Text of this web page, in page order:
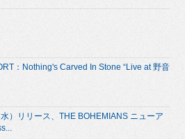
：Nothing's Carved In Stone “Live at 野音
）リリース、THE BOHEMIANS ニューア